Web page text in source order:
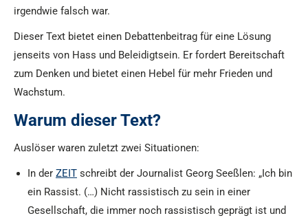
irgendwie falsch war.
Dieser Text bietet einen Debattenbeitrag für eine Lösung
jenseits von Hass und Beleidigtsein. Er fordert Bereitschaft
zum Denken und bietet einen Hebel für mehr Frieden und
Wachstum.
Warum dieser Text?
Auslöser waren zuletzt zwei Situationen:
In der ZEIT schreibt der Journalist Georg Seeßlen: „Ich bin
ein Rassist. (…) Nicht rassistisch zu sein in einer
Gesellschaft, die immer noch rassistisch geprägt ist und